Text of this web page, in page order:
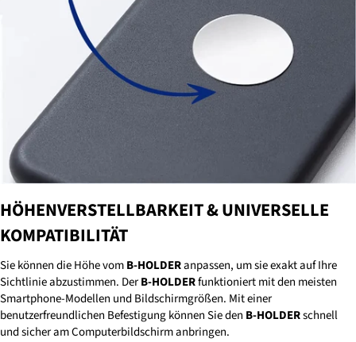
HÖHENVERSTELLBARKEIT &UNIVERSELLE
KOMPATIBILITÄT
Sie können die Höhe vomB-HOLDERanpassen, um sie exakt auf Ihre
Sichtlinie abzustimmen. DerB-HOLDERfunktioniert mit den meisten
Smartphone-Modellen und Bildschirmgrößen. Mit einer
benutzerfreundlichen Befestigung können Sie den B-HOLDERschnell
und sicher am Computerbildschirm anbringen.